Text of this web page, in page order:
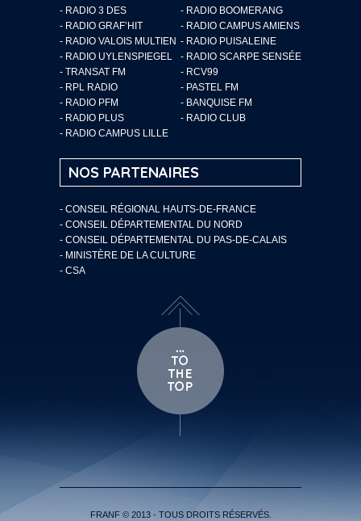
- RADIO 3 DES
- RADIO BOOMERANG
- RADIO GRAF’HIT
- RADIO CAMPUS AMIENS
- RADIO VALOIS MULTIEN - RADIO PUISALEINE
- RADIO UYLENSPIEGEL
- RADIO SCARPE SENSÉE
- TRANSAT FM
- RCV99
- RPL RADIO
- PASTEL FM
- RADIO PFM
- BANQUISE FM
- RADIO PLUS
- RADIO CLUB
- RADIO CAMPUS LILLE
NOS PARTENAIRES
- CONSEIL RÉGIONAL HAUTS-DE-FRANCE
- CONSEIL DÉPARTEMENTAL DU NORD
- CONSEIL DÉPARTEMENTAL DU PAS-DE-CALAIS
- MINISTÈRE DE LA CULTURE
- CSA
FRANF © 2013 - TOUS DROITS RÉSERVÉS.